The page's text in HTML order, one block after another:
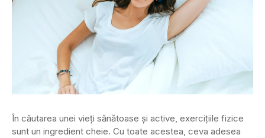
În căutarea unei vieți sănătoase și active, exercițiile fizice
sunt un ingredient cheie. Cu toate acestea, ceva adesea